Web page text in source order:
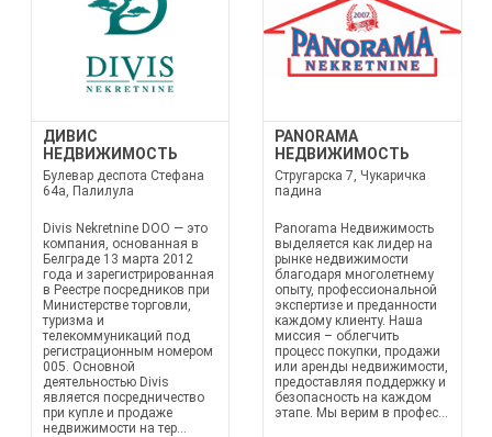
ДИВИС
НЕДВИЖИМОСТЬ
Булевар деспота Стефана
64а, Палилула
Divis Nekretnine DOO — это
компания, основанная в
Белграде 13 марта 2012
года и зарегистрированная
в Реестре посредников при
Министерстве торговли,
туризма и
телекоммуникаций под
регистрационным номером
005. Основной
деятельностью Divis
является посредничество
при купле и продаже
недвижимости на тер...
PANORAMA
НЕДВИЖИМОСТЬ
Стругарска 7, Чукаричка
падина
Panorama Недвижимость
выделяется как лидер на
рынке недвижимости
благодаря многолетнему
опыту, профессиональной
экспертизе и преданности
каждому клиенту. Наша
миссия – облегчить
процесс покупки, продажи
или аренды недвижимости,
предоставляя поддержку и
безопасность на каждом
этапе. Мы верим в профес...